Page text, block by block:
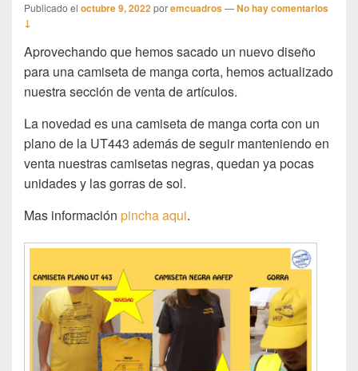
Publicado el octubre 9, 2022poremcuadros—No hay comentarios
↓
Aprovechando que hemos sacado un nuevo diseño
para una camiseta de manga corta, hemos actualizado
nuestra sección de venta de artículos.
La novedad es una camiseta de manga corta con un
plano de la UT443 además de seguir manteniendo en
venta nuestras camisetas negras, quedan ya pocas
unidades y las gorras de sol.
Mas información pincha aqui.